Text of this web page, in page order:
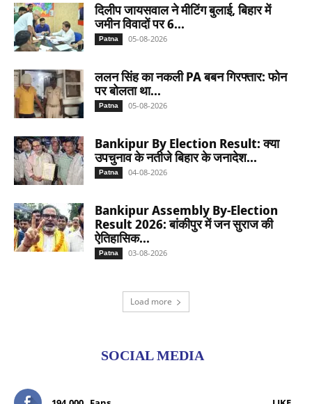
दिलीप जायसवाल ने मीटिंग बुलाई, बिहार में
जमीन विवादों पर 6...
Patna 05-08-2026
ललन सिंह का नकली PA बबन गिरफ्तार: फोन
पर बोलता था...
Patna 05-08-2026
Bankipur By Election Result: क्या
उपचुनाव के नतीजे बिहार के जनादेश...
Patna 04-08-2026
Bankipur Assembly By-Election
Result 2026: बांकीपुर में जन सुराज की
ऐतिहासिक...
Patna 03-08-2026
Load more
SOCIAL MEDIA